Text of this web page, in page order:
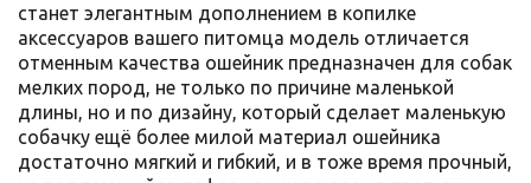
станет элегантным дополнением в копилке
аксессуаров вашего питомца модель отличается
отменным качества ошейник предназначен для собак
мелких пород, не только по причине маленькой
длины, но и по дизайну, который сделает маленькую
собачку ещё более милой материал ошейника
достаточно мягкий и гибкий, и в тоже время прочный,